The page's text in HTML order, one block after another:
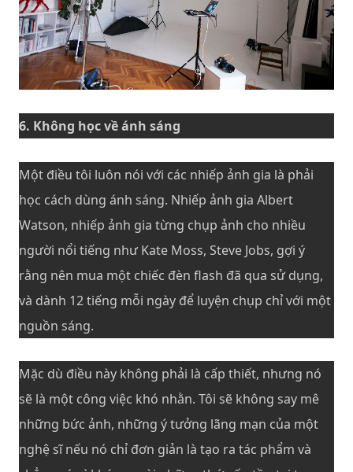
6. Không học về ánh sáng
Một điều tôi luôn nói với các nhiếp ảnh gia là phải
học cách dùng ánh sáng. Nhiếp ảnh gia Albert
Watson, nhiếp ảnh gia từng chụp ảnh cho nhiều
người nổi tiếng như Kate Moss, Steve Jobs, gợi ý
rằng nên mua một chiếc đèn flash đã qua sử dụng,
và dành 12 tiếng mỗi ngày để luyện chụp chỉ với một
nguồn sáng.
Mặc dù điều này không phải là cấp thiết, nhưng nó
sẽ là một công việc khó nhằn. Tôi sẽ không say mê
những bức ảnh, những ý tưởng lãng mạn của một
nghệ sĩ nếu nó chỉ đơn giản là tạo ra tác phẩm và